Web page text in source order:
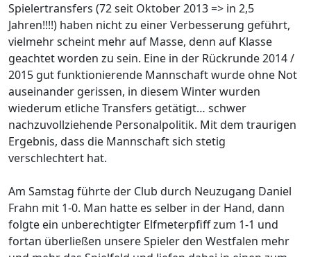
Spielertransfers (72 seit Oktober 2013 => in 2,5
Jahren!!!!) haben nicht zu einer Verbesserung geführt,
vielmehr scheint mehr auf Masse, denn auf Klasse
geachtet worden zu sein. Eine in der Rückrunde 2014 /
2015 gut funktionierende Mannschaft wurde ohne Not
auseinander gerissen, in diesem Winter wurden
wiederum etliche Transfers getätigt… schwer
nachzuvollziehende Personalpolitik. Mit dem traurigen
Ergebnis, dass die Mannschaft sich stetig
verschlechtert hat.
Am Samstag führte der Club durch Neuzugang Daniel
Frahn mit 1-0. Man hatte es selber in der Hand, dann
folgte ein unberechtigter Elfmeterpfiff zum 1-1 und
fortan überließen unsere Spieler den Westfalen mehr